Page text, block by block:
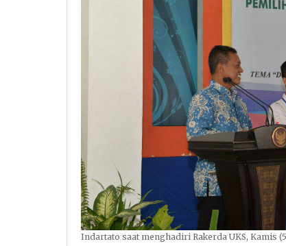
Indartato saat menghadiri Rakerda UKS, Kamis